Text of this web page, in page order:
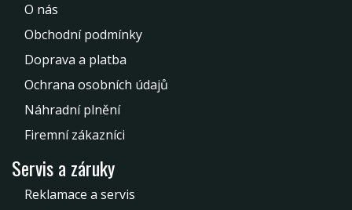
O nás
Obchodní podmínky
Doprava a platba
Ochrana osobních údajů
Náhradní plnění
Firemní zákazníci
Servis a záruky
Reklamace a servis